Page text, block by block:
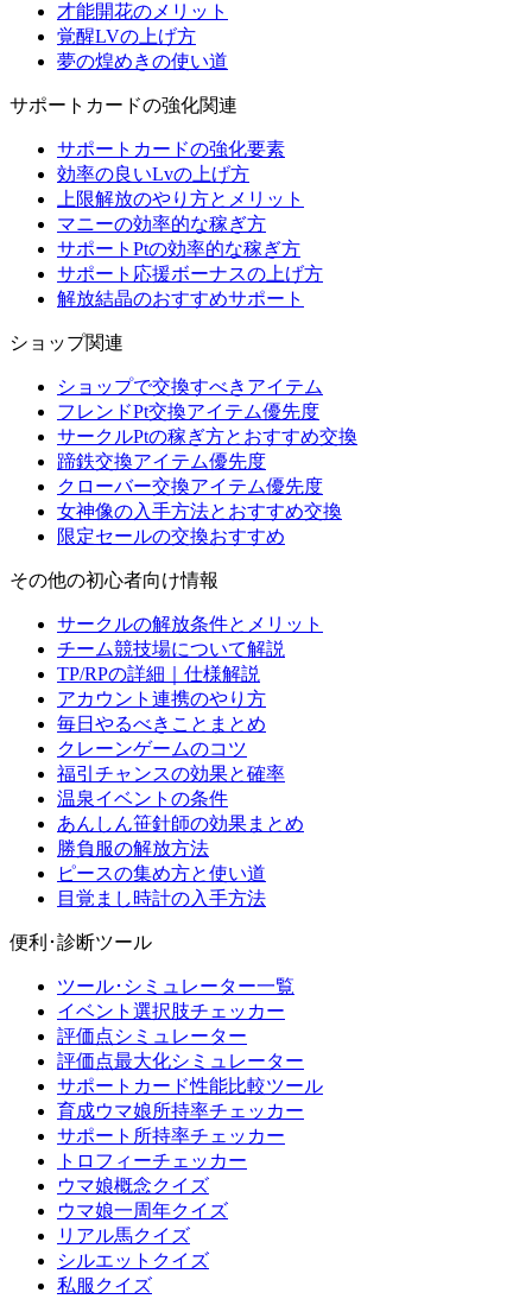
才能開花のメリット
覚醒LVの上げ方
夢の煌めきの使い道
サポートカードの強化関連
サポートカードの強化要素
効率の良いLvの上げ方
上限解放のやり方とメリット
マニーの効率的な稼ぎ方
サポートPtの効率的な稼ぎ方
サポート応援ボーナスの上げ方
解放結晶のおすすめサポート
ショップ関連
ショップで交換すべきアイテム
フレンドPt交換アイテム優先度
サークルPtの稼ぎ方とおすすめ交換
蹄鉄交換アイテム優先度
クローバー交換アイテム優先度
女神像の入手方法とおすすめ交換
限定セールの交換おすすめ
その他の初心者向け情報
サークルの解放条件とメリット
チーム競技場について解説
TP/RPの詳細｜仕様解説
アカウント連携のやり方
毎日やるべきことまとめ
クレーンゲームのコツ
福引チャンスの効果と確率
温泉イベントの条件
あんしん笹針師の効果まとめ
勝負服の解放方法
ピースの集め方と使い道
目覚まし時計の入手方法
便利･診断ツール
ツール･シミュレーター一覧
イベント選択肢チェッカー
評価点シミュレーター
評価点最大化シミュレーター
サポートカード性能比較ツール
育成ウマ娘所持率チェッカー
サポート所持率チェッカー
トロフィーチェッカー
ウマ娘概念クイズ
ウマ娘一周年クイズ
リアル馬クイズ
シルエットクイズ
私服クイズ